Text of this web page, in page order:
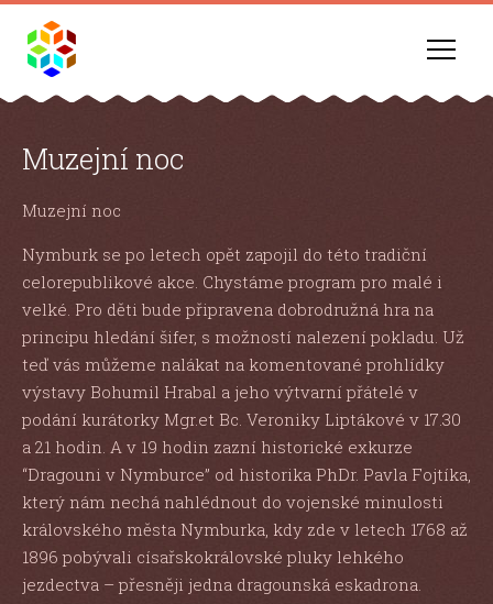
Muzejní noc
Muzejní noc
Nymburk se po letech opět zapojil do této tradiční
celorepublikové akce. Chystáme program pro malé i
velké. Pro děti bude připravena dobrodružná hra na
principu hledání šifer, s možností nalezení pokladu. Už
teď vás můžeme nalákat na komentované prohlídky
výstavy Bohumil Hrabal a jeho výtvarní přátelé v
podání kurátorky Mgr.et Bc. Veroniky Liptákové v 17.30
a 21 hodin. A v 19 hodin zazní historické exkurze
“Dragouni v Nymburce” od historika PhDr. Pavla Fojtíka,
který nám nechá nahlédnout do vojenské minulosti
královského města Nymburka, kdy zde v letech 1768 až
1896 pobývali císařskokrálovské pluky lehkého
jezdectva – přesněji jedna dragounská eskadrona.